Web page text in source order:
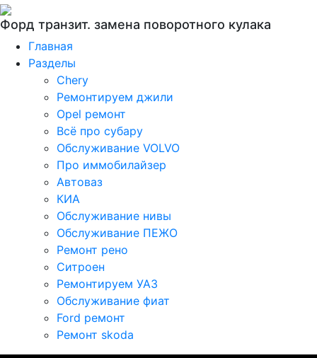
Форд транзит. замена поворотного кулака
Главная
Разделы
Chery
Ремонтируем джили
Opel ремонт
Всё про субару
Обслуживание VOLVO
Про иммобилайзер
Автоваз
КИА
Обслуживание нивы
Обслуживание ПЕЖО
Ремонт рено
Ситроен
Ремонтируем УАЗ
Обслуживание фиат
Ford ремонт
Ремонт skoda